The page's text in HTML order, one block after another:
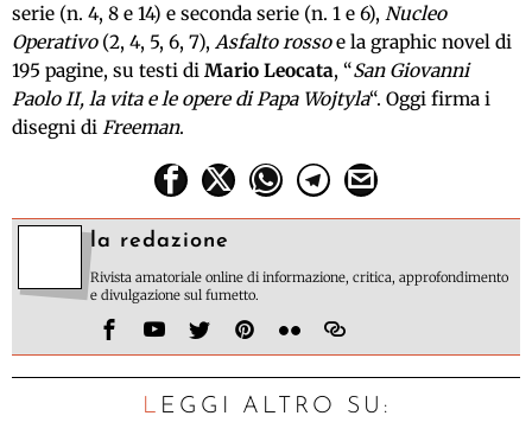
serie (n. 4, 8 e 14) e seconda serie (n. 1 e 6), Nucleo
Operativo(2, 4, 5, 6, 7), Asfalto rossoe la graphic novel di
195 pagine, su testi di Mario Leocata, “San Giovanni
Paolo II, la vita e le opere di Papa Wojtyla“. Oggi firma i
disegni di Freeman.
la redazione
Rivista amatoriale online di informazione, critica, approfondimento
e divulgazione sul fumetto.
LEGGI ALTRO SU: